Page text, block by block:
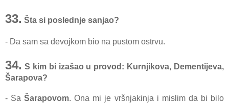
33. Šta si poslednje sanjao?
- Da sam sa devojkom bio na pustom ostrvu.
34. S kim bi izašao u provod: Kurnjikova, Dementijeva,
Šarapova?
- SaŠarapovom. Ona mi je vršnjakinja i mislim da bi bilo